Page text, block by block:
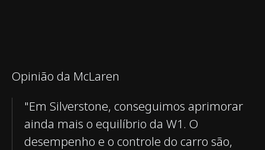
Opinião da McLaren
"Em Silverstone, conseguimos aprimorar
ainda mais o equilíbrio da W1. O
desempenho e o controle do carro são,